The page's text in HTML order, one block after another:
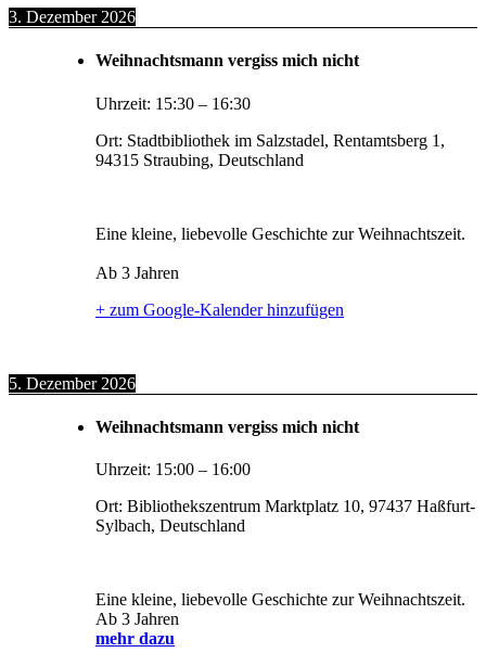
3. Dezember 2026
Weihnachtsmann vergiss mich nicht
Uhrzeit: 15:30 – 16:30
Ort: Stadtbibliothek im Salzstadel, Rentamtsberg 1,
94315 Straubing, Deutschland
Eine kleine, liebevolle Geschichte zur Weihnachtszeit.
Ab 3 Jahren
+ zum Google-Kalender hinzufügen
5. Dezember 2026
Weihnachtsmann vergiss mich nicht
Uhrzeit: 15:00 – 16:00
Ort: Bibliothekszentrum Marktplatz 10, 97437 Haßfurt-
Sylbach, Deutschland
Eine kleine, liebevolle Geschichte zur Weihnachtszeit.
Ab 3 Jahren
mehr dazu